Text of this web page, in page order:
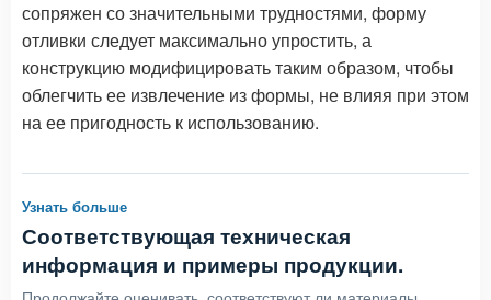
сопряжен со значительными трудностями, форму
отливки следует максимально упростить, а
конструкцию модифицировать таким образом, чтобы
облегчить ее извлечение из формы, не влияя при этом
на ее пригодность к использованию.
Узнать больше
Соответствующая техническая
информация и примеры продукции.